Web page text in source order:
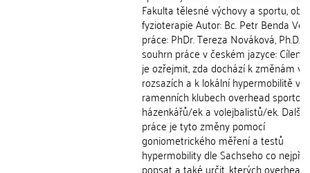
Fakulta tělesné výchovy a sportu, obor
fyzioterapie Autor: Bc. Petr Benda
práce: PhDr. Tereza Nováková, Ph.D.
souhrn práce v českém jazyce: Cílem
je ozřejmit, zda dochází k změnám v
rozsazích a k lokální hypermobilitě v
ramenních klubech overhead
házenkářů/ek a volejbalistů/ek.
práce je tyto změny pomocí
goniometrického měření a testů
hypermobility dle Sachseho co
popsat a také určit, kterých overhead